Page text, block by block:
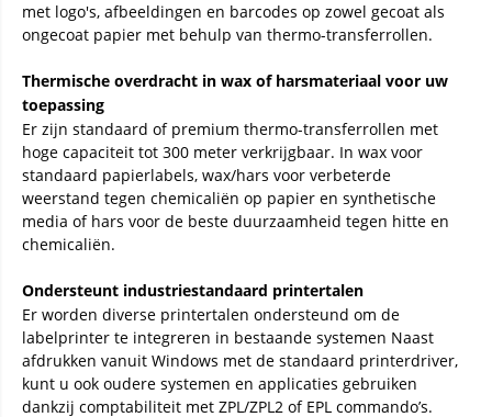
met logo's, afbeeldingen en barcodes op zowel gecoat als
ongecoat papier met behulp van thermo-transferrollen.
Thermische overdracht in wax of harsmateriaal voor uw
toepassing
Er zijn standaard of premium thermo-transferrollen met
hoge capaciteit tot 300 meter verkrijgbaar. In wax voor
standaard papierlabels, wax/hars voor verbeterde
weerstand tegen chemicaliën op papier en synthetische
media of hars voor de beste duurzaamheid tegen hitte en
chemicaliën.
Ondersteunt industriestandaard printertalen
Er worden diverse printertalen ondersteund om de
labelprinter te integreren in bestaande systemen Naast
afdrukken vanuit Windows met de standaard printerdriver,
kunt u ook oudere systemen en applicaties gebruiken
dankzij comptabiliteit met ZPL/ZPL2 of EPL commando’s.